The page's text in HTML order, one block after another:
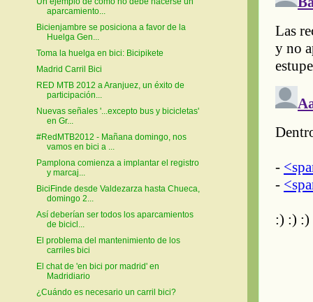
aparcamiento...
Bicienjambre se posiciona a favor de la
Huelga Gen...
Toma la huelga en bici: Bicipikete
Madrid Carril Bici
RED MTB 2012 a Aranjuez, un éxito de
participación...
Nuevas señales '...excepto bus y bicicletas'
en Gr...
#RedMTB2012 - Mañana domingo, nos
vamos en bici a ...
Pamplona comienza a implantar el registro
y marcaj...
BiciFinde desde Valdezarza hasta Chueca,
domingo 2...
Así deberían ser todos los aparcamientos
de bicicl...
El problema del mantenimiento de los
carriles bici
El chat de 'en bici por madrid' en
Madridiario
¿Cuándo es necesario un carril bici?